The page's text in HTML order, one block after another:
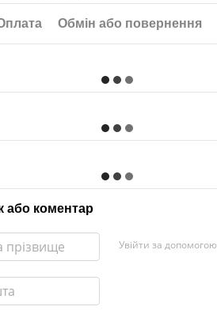
Обмін або повернення
або коментар
Увійти за допомогою